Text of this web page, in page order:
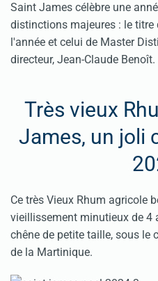
Saint James célèbre une
distinctions majeures : le titre
l'année et celui de Master
directeur, Jean-Claude Benoît.
Très vieux
James, un joli
Ce très Vieux Rhum agricole
vieillissement minutieux de 4
chêne de petite taille, sous
de la Martinique.